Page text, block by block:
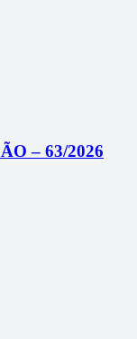
– 63/2026